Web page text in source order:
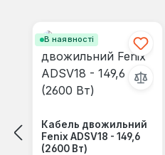
В наявності
Кабель двожильний
Fenix ADSV18 - 149,6
(2600 Вт)